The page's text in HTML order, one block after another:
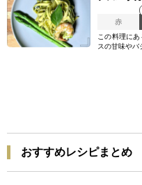
赤
この料理に
スの甘味やバ
おすすめレシピまとめ